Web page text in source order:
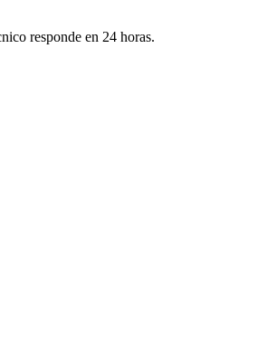
responde en 24 horas.